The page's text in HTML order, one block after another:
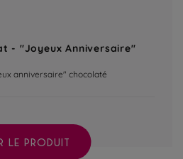
- "Joyeux Anniversaire"
anniversaire" chocolaté
LE PRODUIT